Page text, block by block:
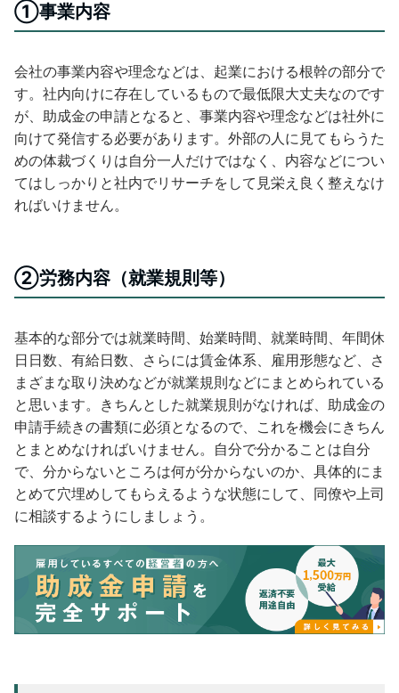
①事業内容
会社の事業内容や理念などは、起業における根幹の部分で
す。社内向けに存在しているもので最低限大丈夫なのです
が、助成金の申請となると、事業内容や理念などは社外に
向けて発信する必要があります。外部の人に見てもらうた
めの体裁づくりは自分一人だけではなく、内容などについ
てはしっかりと社内でリサーチをして見栄え良く整えなけ
ればいけません。
②労務内容（就業規則等）
基本的な部分では就業時間、始業時間、就業時間、年間休
日日数、有給日数、さらには賃金体系、雇用形態など、さ
まざまな取り決めなどが就業規則などにまとめられている
と思います。きちんとした就業規則がなければ、助成金の
申請手続きの書類に必須となるので、これを機会にきちん
とまとめなければいけません。自分で分かることは自分
で、分からないところは何が分からないのか、具体的にま
とめて穴埋めしてもらえるような状態にして、同僚や上司
に相談するようにしましょう。